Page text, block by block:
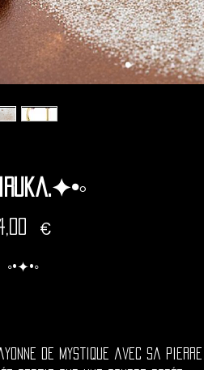
€Prix
◦•✦•◦
de mystique avec sa pierre